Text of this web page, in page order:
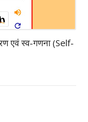
एवं स्व-गणना (Self-